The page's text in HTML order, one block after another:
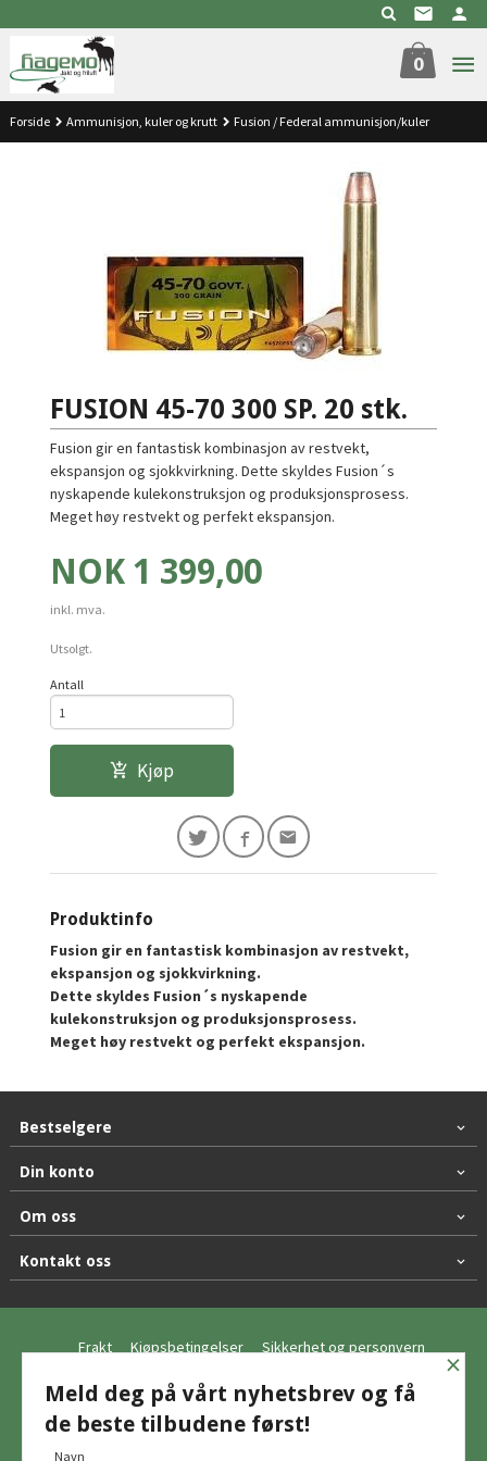
til
innholdet
0
Forside Ammunisjon, kuler og krutt Fusion / Federal ammunisjon/kuler
FUSION 45-70 300 SP. 20 stk.
Fusion gir en fantastisk kombinasjon av restvekt,
ekspansjon og sjokkvirkning. Dette skyldes Fusion´s
nyskapende kulekonstruksjon og produksjonsprosess.
Meget høy restvekt og perfekt ekspansjon.
Pris
NOK 1 399,00
inkl. mva.
Utsolgt.
Antall
Kjøp
Produktinfo
Fusion gir en fantastisk kombinasjon av restvekt,
ekspansjon og sjokkvirkning.
Dette skyldes Fusion´s nyskapende
kulekonstruksjon og produksjonsprosess.
Meget høy restvekt og perfekt ekspansjon.
Bestselgere
Din konto
Om oss
Kontakt oss
Frakt Kjøpsbetingelser Sikkerhet og personvern
Nyhetsbrev
© Hagemo Jakt og Friluft AS
×
Meld deg på vårt nyhetsbrev og få
de beste tilbudene først!
Navn